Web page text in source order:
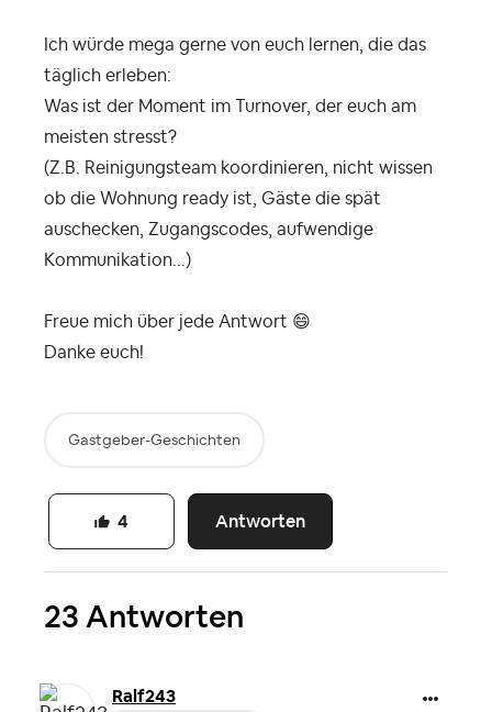
Ich würde mega gerne von euch lernen, die das
täglich erleben:
Was ist der Moment im Turnover, der euch am
meisten stresst?
(Z.B. Reinigungsteam koordinieren, nicht wissen
ob die Wohnung ready ist, Gäste die spät
auschecken, Zugangscodes, aufwendige
Kommunikation...)
Freue mich über jede Antwort 😄
Danke euch!
Gastgeber-Geschichten
Antworten
4
23 Antworten
Ralf243